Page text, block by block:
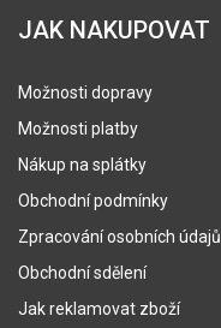
JAK NAKUPOVAT
Možnosti dopravy
Možnosti platby
Nákup na splátky
Obchodní podmínky
Zpracování osobních údajů
Obchodní sdělení
Jak reklamovat zboží